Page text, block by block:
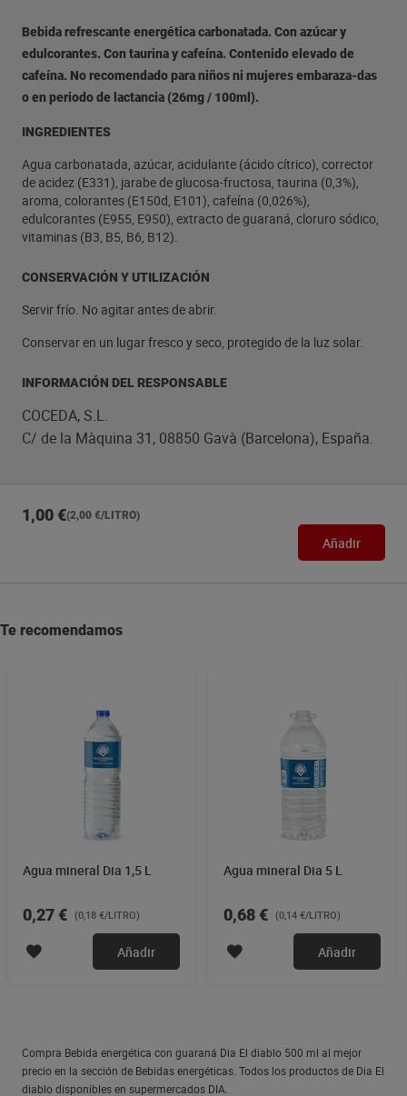
Bebida refrescante energética carbonatada. Con azúcar y
edulcorantes. Con taurina y cafeína. Contenido elevado de
cafeína. No recomendado para niños ni mujeres embaraza-das
o en periodo de lactancia (26mg / 100ml).
INGREDIENTES
Agua carbonatada, azúcar, acidulante (ácido cítrico), corrector
de acidez (E331), jarabe de glucosa-fructosa, taurina (0,3%),
aroma, colorantes (E150d, E101), cafeína (0,026%),
edulcorantes (E955, E950), extracto de guaraná, cloruro sódico,
vitaminas (B3, B5, B6, B12).
CONSERVACIÓN Y UTILIZACIÓN
Servir frío. No agitar antes de abrir.
Conservar en un lugar fresco y seco, protegido de la luz solar.
INFORMACIÓN DEL RESPONSABLE
COCEDA, S.L.
C/ de la Màquina 31, 08850 Gavà (Barcelona), España.
1,00 €(2,00 €/LITRO)
Añadir
Te recomendamos
Agua mineral Dia 1,5 L
0,27 € (0,18 €/LITRO)
Añadir
Agua mineral Dia 5 L
0,68 € (0,14 €/LITRO)
Añadir
Compra Bebida energética con guaraná Dia El diablo 500 ml al mejor
precio en la sección de Bebidas energéticas. Todos los productos de Dia El
diablo disponibles en supermercados DIA.